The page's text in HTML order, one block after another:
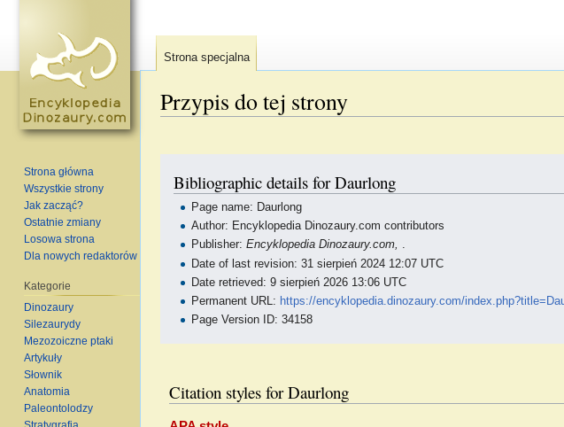
Przypis do tej strony
Bibliographic details for Daurlong
Page name: Daurlong
Author: Encyklopedia Dinozaury.com contributors
Publisher:Encyklopedia Dinozaury.com, .
Date of last revision: 31 sierpień 2024 12:07 UTC
Date retrieved: 9 sierpień 2026 13:06 UTC
Permanent URL: https://encyklopedia.dinozaury.com/
Page Version ID: 34158
Citation styles for Daurlong
Strona specjalna
Strona główna
Wszystkie strony
Jak zacząć?
Ostatnie zmiany
Losowa strona
Dla nowych redaktorów
Kategorie
Dinozaury
Silezaurydy
Mezozoiczne ptaki
Artykuły
Słownik
Anatomia
Paleontolodzy